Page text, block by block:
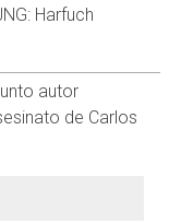
Harfuch
autor
de Carlos